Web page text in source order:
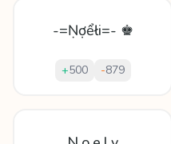
-=Ṇợểłi=- ♚
+500 -879